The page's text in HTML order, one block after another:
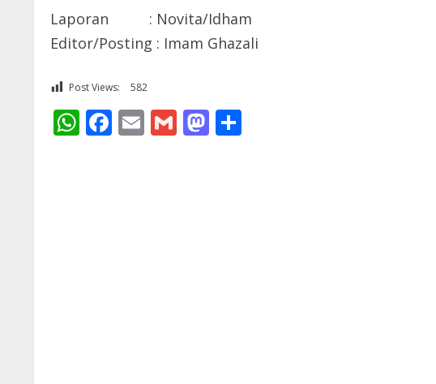
Laporan : Novita/Idham
Editor/Posting : Imam Ghazali
Post Views: 582
WhatsApp
Facebook
EmailGmailMastodon